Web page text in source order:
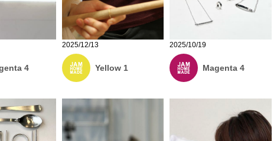
4
2025/12/13
Yellow 1
2025/10/19
Magenta 4